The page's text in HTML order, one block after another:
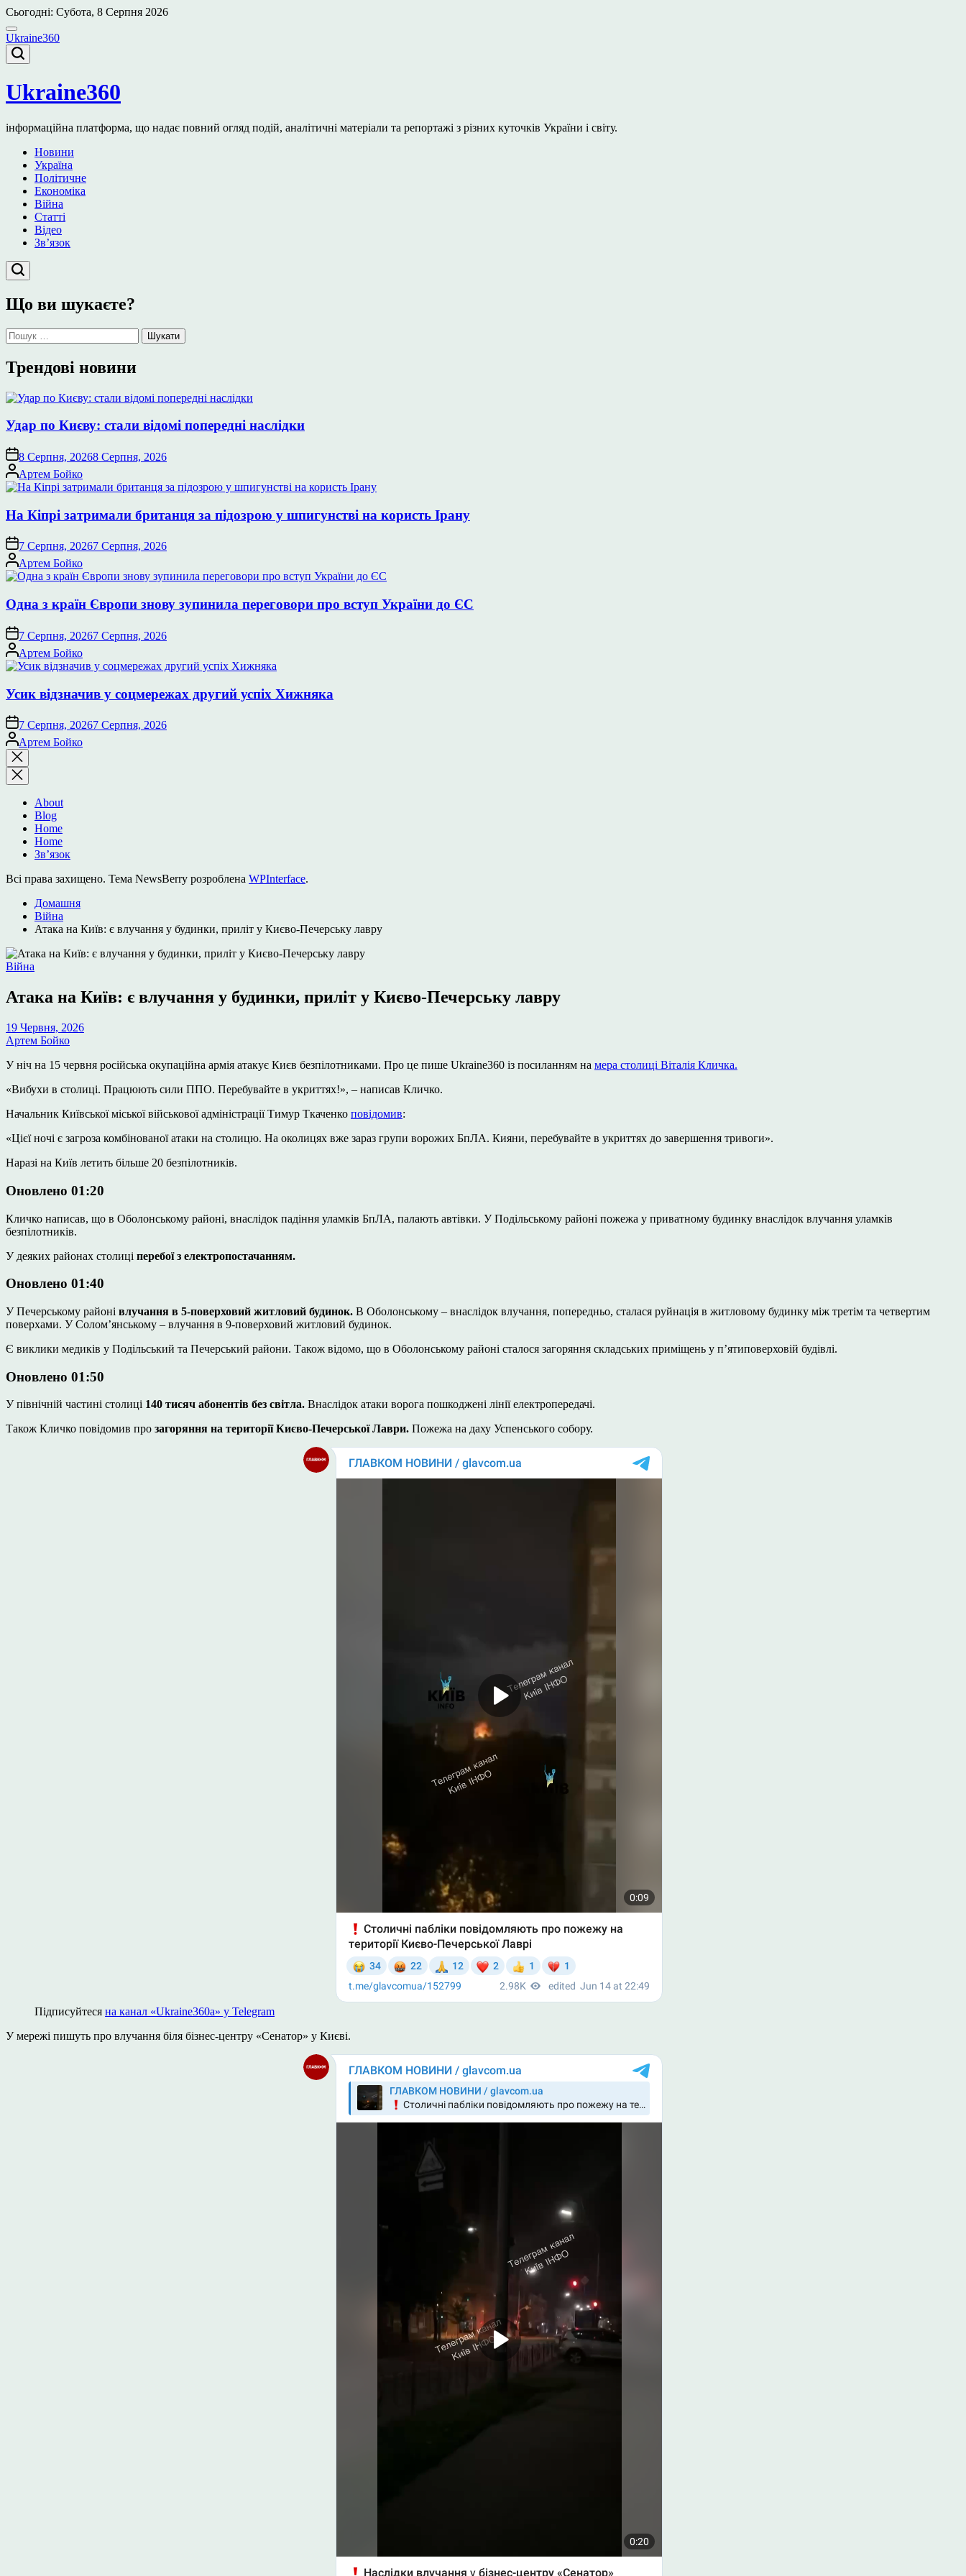
Перейти
до
вмісту
Сьогодні: Субота, 8 Серпня 2026
Ukraine360
Ukraine360
інформаційна платформа, що надає повний огляд подій, аналітичні матеріали та репортажі з різних куточків України і світу.
Новини
Україна
Політичне
Економіка
Війна
Статті
Відео
Зв’язок
Що ви шукаєте?
Пошук:
Трендові новини
Удар по Києву: стали відомі попередні наслідки
8 Серпня, 20268 Серпня, 2026
Опубліковано
Артем Бойко
На Кіпрі затримали британця за підозрою у шпигунстві на користь Ірану
7 Серпня, 20267 Серпня, 2026
Опубліковано
Артем Бойко
Одна з країн Європи знову зупинила переговори про вступ України до ЄС
7 Серпня, 20267 Серпня, 2026
Опубліковано
Артем Бойко
Усик відзначив у соцмережах другий успіх Хижняка
7 Серпня, 20267 Серпня, 2026
Опубліковано
Артем Бойко
Закрити
пошук
About
Blog
Home
Home
Зв’язок
Всі права захищено. Тема NewsBerry розроблена WPInterface.
Домашня
Війна
Атака на Київ: є влучання у будинки, приліт у Києво-Печерську лавру
Опублікувати
Війна
Атака на Київ: є влучання у будинки, приліт у Києво-Печерську лавру
19 Червня, 2026
Артем Бойко
У ніч на 15 червня російська окупаційна армія атакує Києв безпілотниками. Про це пише Ukraine360 із посиланням на мера столиці Віталія Кличка.
«Вибухи в столиці. Працюють сили ППО. Перебувайте в укриттях!», – написав Кличко.
Начальник Київської міської військової адміністрації Тимур Ткаченко повідомив:
«Цієї ночі є загроза комбінованої атаки на столицю. На околицях вже зараз групи ворожих БпЛА. Кияни, перебувайте в укриттях до завершення тривоги».
Наразі на Київ летить більше 20 безпілотників.
Оновлено 01:20
Кличко написав, що в Оболонському районі, внаслідок падіння уламків БпЛА, палають автівки. У Подільському районі пожежа у приватному будинку внаслідок влучання уламків
безпілотників.
У деяких районах столиці перебої з електропостачанням.
Оновлено 01:40
У Печерському районі влучання в 5-поверховий житловий будинок. В Оболонському – внаслідок влучання, попередньо, сталася руйнація в житловому будинку між третім та четвертим
поверхами. У Соломʼянському – влучання в 9-поверховий житловий будинок.
Є виклики медиків у Подільський та Печерський райони. Також відомо, що в Оболонському районі сталося загоряння складських приміщень у пʼятиповерховій будівлі.
Оновлено 01:50
У північній частині столиці 140 тисяч абонентів без світла. Внаслідок атаки ворога пошкоджені лінії електропередачі.
Також Кличко повідомив про загоряння на території Києво-Печерської Лаври. Пожежа на даху Успенського собору.
Підписуйтеся на канал «Ukraine360а» у Telegram
У мережі пишуть про влучання біля бізнес-центру «Сенатор» у Києві.